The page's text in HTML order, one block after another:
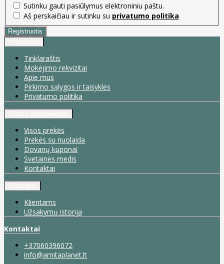
Sutinku gauti pasiūlymus elektroniniu paštu.
Aš perskaičiau ir sutinku su privatumo politika
Tinklaraštis
Mokėjimo rekvizitai
Apie mus
Pirkimo sąlygos ir taisyklės
Privatumo politika
Visos prekės
Prekės su nuolaida
Dovanų kuponai
Svetainės medis
Kontaktai
Klientams
Užsakymų istorija
Kontaktai
+37060396072
info@amitaplanet.lt